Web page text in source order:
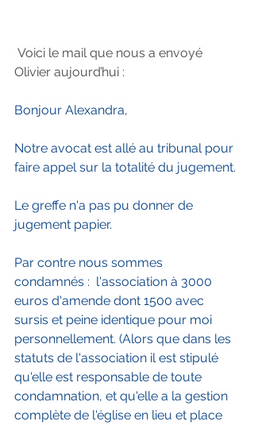
Voici le mail que nous a envoyé
Olivier aujourd’hui :
Bonjour Alexandra,
Notre avocat est allé au tribunal pour
faire appel sur la totalité du jugement.
Le greffe n'a pas pu donner de
jugement papier.
Par contre nous sommes
condamnés :  l'association à 3000
euros d'amende dont 1500 avec
sursis et peine identique pour moi
personnellement. (Alors que dans les
statuts de l'association il est stipulé
qu'elle est responsable de toute
condamnation, et qu'elle a la gestion
complète de l'église en lieu et place